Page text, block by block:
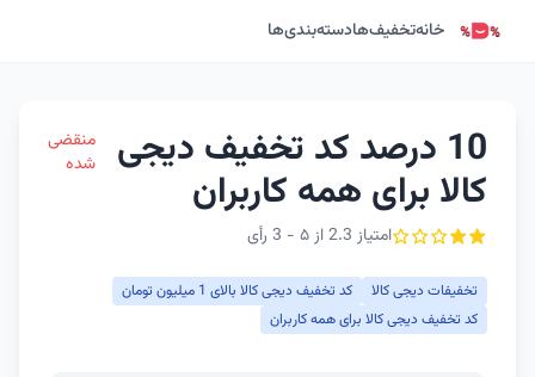
خانهتخفیف‌هادسته‌بندی‌ها
10 درصد کد تخفیف دیجی
کالا برای همه کاربران
امتیاز 2.3 از ۵ - 3 رأی
منقضی
شده
تخفیفات دیجی کالا
کد تخفیف دیجی کالا بالای 1 میلیون تومان
کد تخفیف دیجی کالا برای همه کاربران